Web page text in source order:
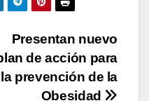
Presentan nuevo
de acción para
la prevención de la
Obesidad